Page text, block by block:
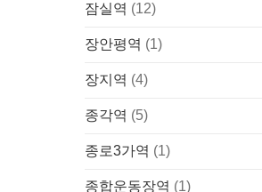
잠실역 (12)
장안평역 (1)
장지역 (4)
종각역 (5)
종로3가역 (1)
종합운동장역 (1)